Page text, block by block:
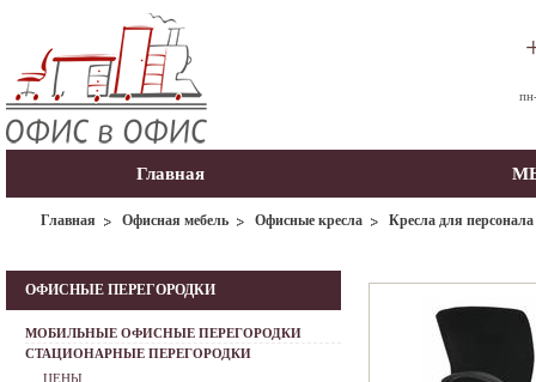
Главная
Главная Офисная мебель Офисные кресла Кресла для персонала
ОФИСНЫЕ ПЕРЕГОРОДКИ
МОБИЛЬНЫЕ ОФИСНЫЕ ПЕРЕГОРОДКИ
СТАЦИОНАРНЫЕ ПЕРЕГОРОДКИ
ЦЕНЫ